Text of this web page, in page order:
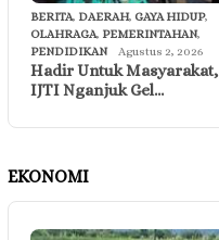
BERITA, DAERAH, GAYA HIDUP,
OLAHRAGA, PEMERINTAHAN,
PENDIDIKAN
Agustus 2, 2026
Hadir Untuk Masyarakat,
IJTI Nganjuk Gel…
EKONOMI